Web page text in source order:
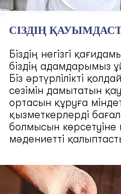
СІЗДІҢ
Біздің негізгі
біздің адамдарымыз
Біз әртүрлілікті
сезімін дамытатын
ортасын құруға
қызметкерлерді
болмысын көрсетуіне
мәдениетті